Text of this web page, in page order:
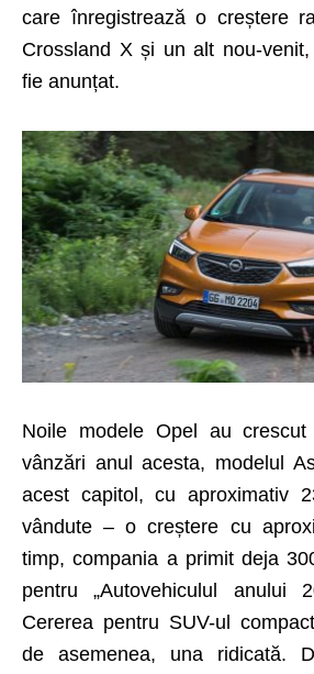
care înregistrează o creștere
Crossland X și un alt nou-
fie anunțat.
Noile modele Opel au
vânzări anul acesta, modelul
acest capitol, cu aproximativ
vândute – o creștere cu
timp, compania a primit deja
pentru „Autovehiculul anului
Cererea pentru SUV-ul
de asemenea, una ridicată.